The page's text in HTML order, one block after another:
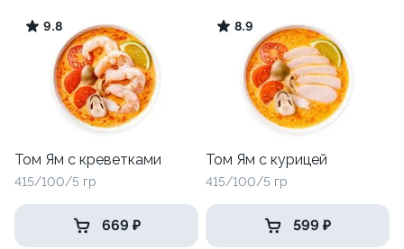
9.8
Том Ям с креветками
415/100/5 гр
669 ₽
8.9
Том Ям с курицей
415/100/5 гр
599 ₽